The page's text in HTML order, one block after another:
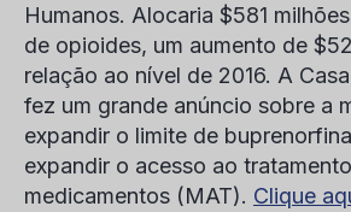
Humanos. Alocaria $581
de opioides, um aumento de
relação ao nível de 2016. A
fez um grande anúncio sobre a
expandir o limite de
expandir o acesso ao
medicamentos (MAT). Clique